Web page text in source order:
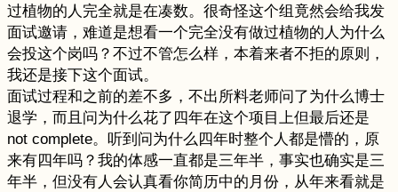
过植物的人完全就是在凑数。很奇怪这个组竟然会给我发
面试邀请，难道是想看一个完全没有做过植物的人为什么
会投这个岗吗？不过不管怎么样，本着来者不拒的原则，
我还是接下这个面试。
面试过程和之前的差不多，不出所料老师问了为什么博士
退学，而且问为什么花了四年在这个项目上但最后还是
not complete。听到问为什么四年时整个人都是懵的，原
来有四年吗？我的体感一直都是三年半，事实也确实是三
年半，但没有人会认真看你简历中的月份，从年来看就是